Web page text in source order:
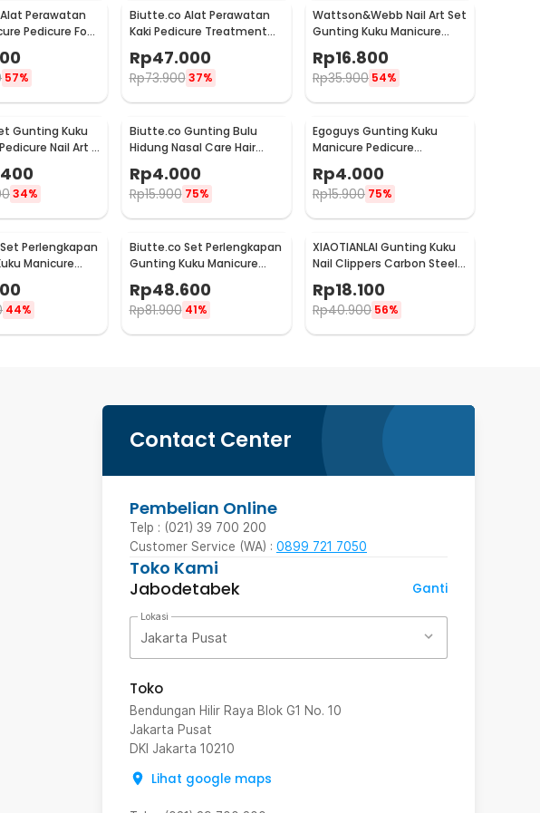
Perawatan
Pedicure Foot
57%
Biutte.co Alat Perawatan
Kaki Pedicure Treatment
Rp47.000
Rp73.900 37%
Wattson&Webb Nail Art Set
Gunting Kuku Manicure
Pedicure 12 PCS - B07T
Rp16.800
Rp35.900 54%
Gunting Kuku
Nail Art 9
34%
Biutte.co Gunting Bulu
Hidung Nasal Care Hair
Rp4.000
Rp15.900 75%
Egoguys Gunting Kuku
Manicure Pedicure
Steel - NT97
Rp4.000
Rp15.900 75%
Perlengkapan
Manicure
Clipper 12 PCS
44%
Biutte.co Set Perlengkapan
Gunting Kuku Manicure
Pedicure Nail Clipper 16 PCS
- S0M020
Rp48.600
Rp81.900 41%
XIAOTIANLAI Gunting Kuku
Nail Clippers Carbon Steel
Mr-1112 - XGK
Rp18.100
Rp40.900 56%
Contact Center
Pembelian Online
Telp : (021) 39 700 200
Customer Service (WA) : 0899 721 7050
Toko Kami
Jabodetabek
Ganti
Lokasi
Jakarta Pusat
Toko
Bendungan Hilir Raya Blok G1 No. 10
Jakarta Pusat
DKI Jakarta 10210
Lihat google maps